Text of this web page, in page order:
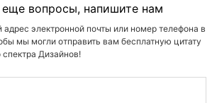
еще вопросы, напишите нам
адрес электронной почты или номер телефона в
мы могли отправить вам бесплатную цитату
Дизайнов!